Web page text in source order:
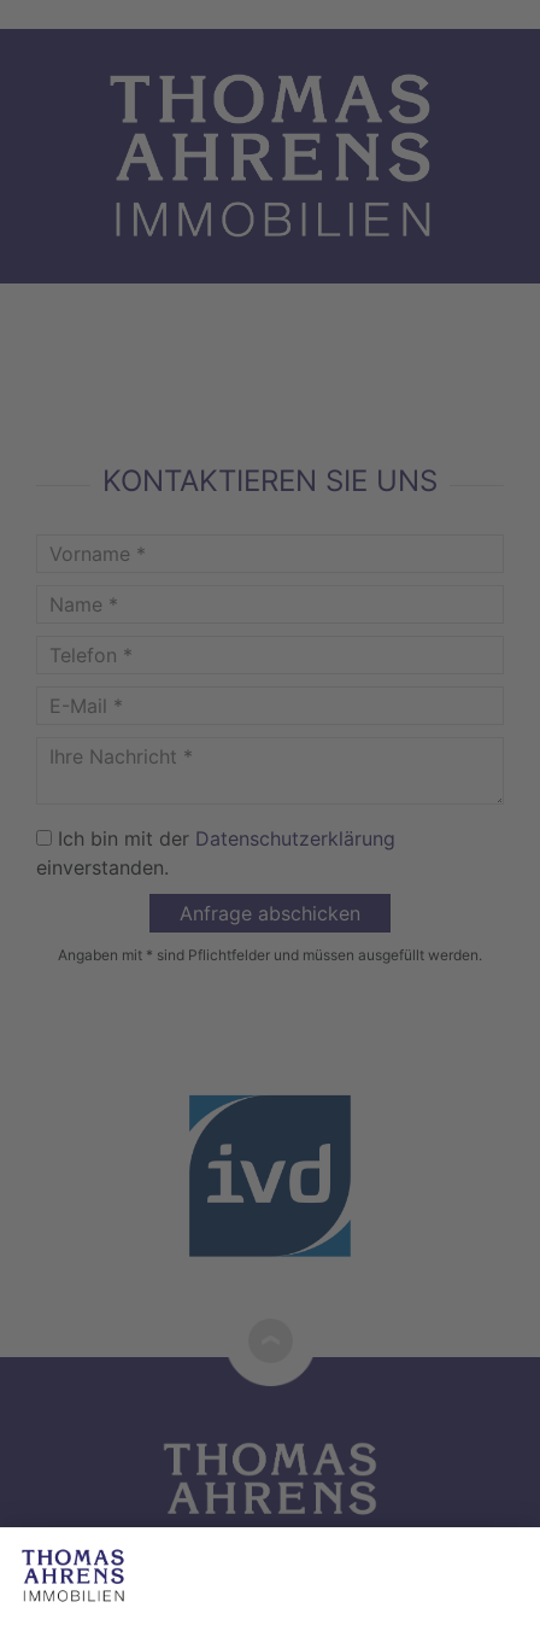
KONTAKTIEREN SIE UNS
Ich bin mit der Datenschutzerklärung
einverstanden.
Angaben mit * sind Pflichtfelder und müssen ausgefüllt werden.
Kontaktieren Sie uns